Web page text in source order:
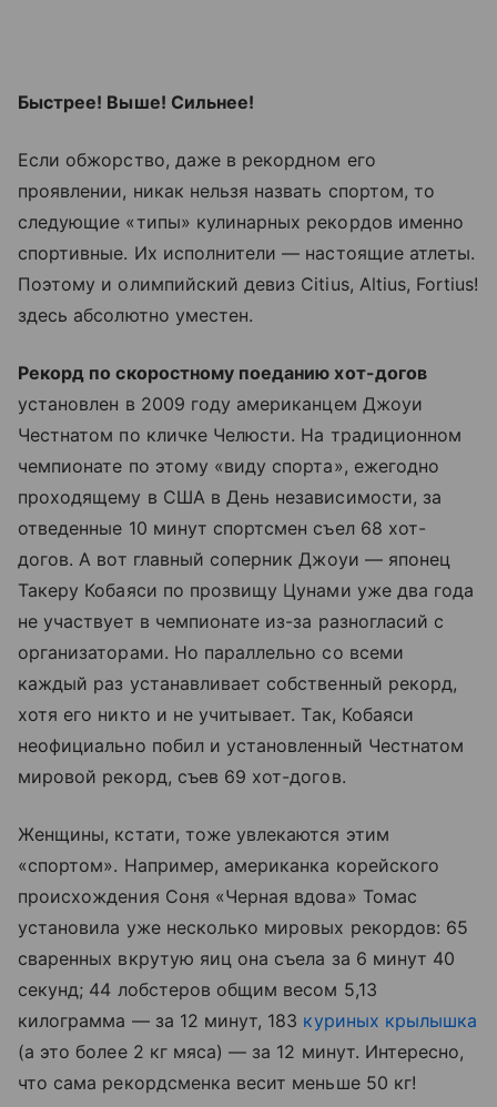
Быстрее! Выше! Сильнее!
Если обжорство, даже в рекордном его
проявлении, никак нельзя назвать спортом, то
следующие «типы» кулинарных рекордов именно
спортивные. Их исполнители — настоящие атлеты.
Поэтому и олимпийский девиз Citius, Altius, Fortius!
здесь абсолютно уместен.
Рекорд по скоростному поеданию хот-догов
установлен в 2009 году американцем Джоуи
Честнатом по кличке Челюсти. На традиционном
чемпионате по этому «виду спорта», ежегодно
проходящему в США в День независимости, за
отведенные 10 минут спортсмен съел 68 хот-
догов. А вот главный соперник Джоуи — японец
Такеру Кобаяси по прозвищу Цунами уже два года
не участвует в чемпионате из-за разногласий с
организаторами. Но параллельно со всеми
каждый раз устанавливает собственный рекорд,
хотя его никто и не учитывает. Так, Кобаяси
неофициально побил и установленный Честнатом
мировой рекорд, съев 69 хот-догов.
Женщины, кстати, тоже увлекаются этим
«спортом». Например, американка корейского
происхождения Соня «Черная вдова» Томас
установила уже несколько мировых рекордов: 65
сваренных вкрутую яиц она съела за 6 минут 40
секунд; 44 лобстеров общим весом 5,13
килограмма — за 12 минут, 183 куриных крылышка
(а это более 2 кг мяса) — за 12 минут. Интересно,
что сама рекордсменка весит меньше 50 кг!